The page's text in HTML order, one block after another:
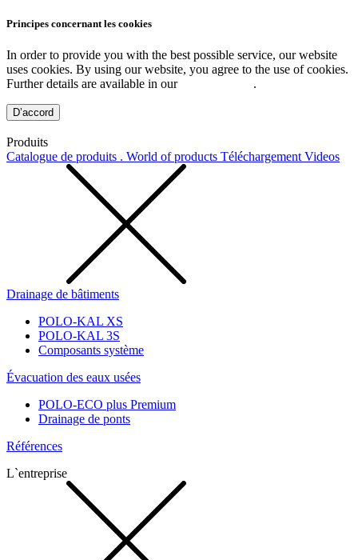
Principes concernant les cookies
In order to provide you with the best possible service, our website
uses cookies. By using our website, you agree to the use of cookies.
Further details are available in our
.
D’accord
Produits
Catalogue de produits . World of products Téléchargement Videos
Drainage de bâtiments
POLO-KAL XS
POLO-KAL 3S
Composants système
Évacuation des eaux usées
POLO-ECO plus Premium
Drainage de ponts
Références
L`entreprise